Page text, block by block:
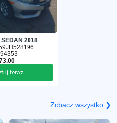
SEDAN 2018
teraz
Zobacz wszystko ❯